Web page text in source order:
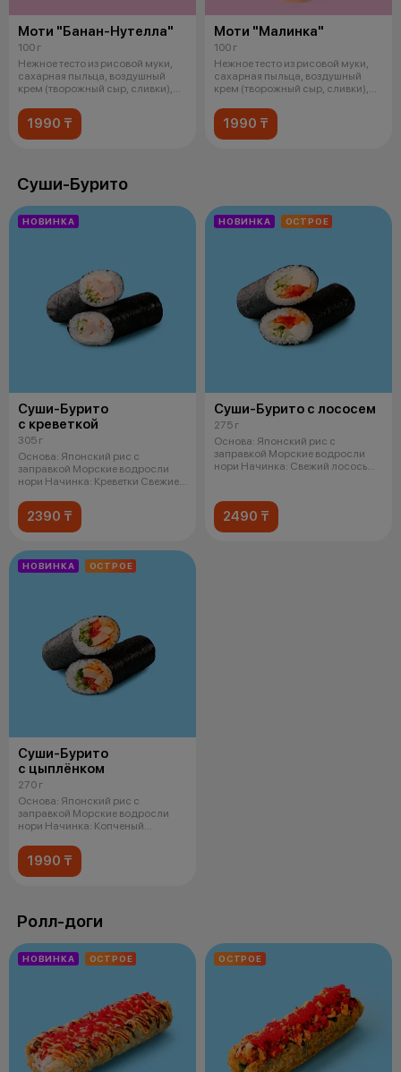
Моти "Банан-Нутелла"
100 г
Нежное тесто из рисовой муки,
сахарная пыльца, воздушный
крем (творожный сыр, сливки),
1990 ₸
Моти "Малинка"
100 г
Нежное тесто из рисовой муки,
сахарная пыльца, воздушный
крем (творожный сыр, сливки),
1990 ₸
Суши-Бурито
НОВИНКА
Суши-Бурито
с креветкой
305 г
Основа: Японский рис с
заправкой Морские водросли
нори Начинка: Креветки Свежие
2390 ₸
НОВИНКА ОСТРОЕ
Суши-Бурито с лососем
275 г
Основа: Японский рис с
заправкой Морские водросли
нори Начинка: Свежий лосось
2490 ₸
НОВИНКА ОСТРОЕ
Суши-Бурито
с цыплёнком
270 г
Основа: Японский рис с
заправкой Морские водросли
нори Начинка: Копченый
1990 ₸
Ролл-доги
НОВИНКА ОСТРОЕ ОСТРОЕ